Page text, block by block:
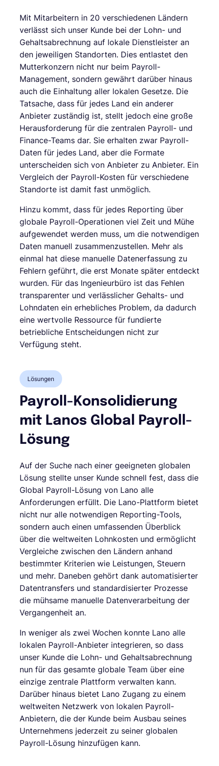
Mit Mitarbeitern in 20 verschiedenen Ländern
verlässt sich unser Kunde bei der Lohn- und
Gehaltsabrechnung auf lokale Dienstleister an
den jeweiligen Standorten. Dies entlastet den
Mutterkonzern nicht nur beim Payroll-
Management, sondern gewährt darüber hinaus
auch die Einhaltung aller lokalen Gesetze. Die
Tatsache, dass für jedes Land ein anderer
Anbieter zuständig ist, stellt jedoch eine große
Herausforderung für die zentralen Payroll- und
Finance-Teams dar. Sie erhalten zwar Payroll-
Daten für jedes Land, aber die Formate
unterscheiden sich von Anbieter zu Anbieter. Ein
Vergleich der Payroll-Kosten für verschiedene
Standorte ist damit fast unmöglich.
Hinzu kommt, dass für jedes Reporting über
globale Payroll-Operationen viel Zeit und Mühe
aufgewendet werden muss, um die notwendigen
Daten manuell zusammenzustellen. Mehr als
einmal hat diese manuelle Datenerfassung zu
Fehlern geführt, die erst Monate später entdeckt
wurden. Für das Ingenieurbüro ist das Fehlen
transparenter und verlässlicher Gehalts- und
Lohndaten ein erhebliches Problem, da dadurch
eine wertvolle Ressource für fundierte
betriebliche Entscheidungen nicht zur
Verfügung steht.
Lösungen
Payroll-Konsolidierung
mit Lanos Global Payroll-
Lösung
Auf der Suche nach einer geeigneten globalen
Lösung stellte unser Kunde schnell fest, dass die
Global Payroll-Lösung von Lano alle
Anforderungen erfüllt. Die Lano-Plattform bietet
nicht nur alle notwendigen Reporting-Tools,
sondern auch einen umfassenden Überblick
über die weltweiten Lohnkosten und ermöglicht
Vergleiche zwischen den Ländern anhand
bestimmter Kriterien wie Leistungen, Steuern
und mehr. Daneben gehört dank automatisierter
Datentransfers und standardisierter Prozesse
die mühsame manuelle Datenverarbeitung der
Vergangenheit an.
In weniger als zwei Wochen konnte Lano alle
lokalen Payroll-Anbieter integrieren, so dass
unser Kunde die Lohn- und Gehaltsabrechnung
nun für das gesamte globale Team über eine
einzige zentrale Plattform verwalten kann.
Darüber hinaus bietet Lano Zugang zu einem
weltweiten Netzwerk von lokalen Payroll-
Anbietern, die der Kunde beim Ausbau seines
Unternehmens jederzeit zu seiner globalen
Payroll-Lösung hinzufügen kann.